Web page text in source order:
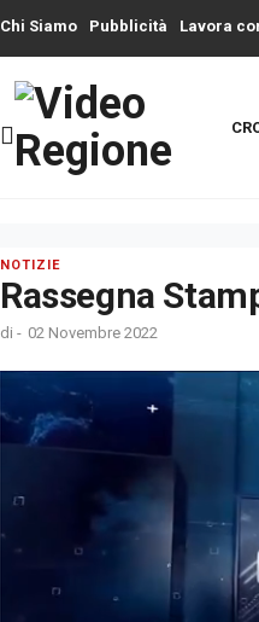
Chi Siamo Pubblicità Lavora
NOTIZIE
Rassegna
di - 02 Novembre 2022